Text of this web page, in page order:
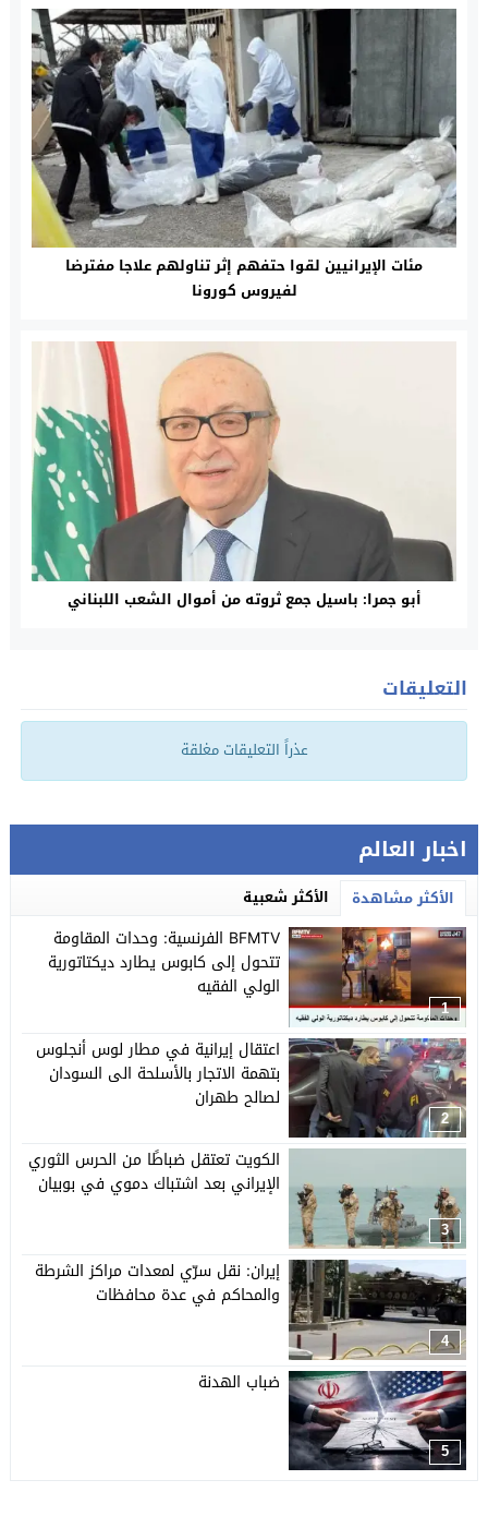
مئات الإيرانيين لقوا حتفهم إثر تناولهم علاجا مفترضا
لفيروس كورونا
أبو جمرا: باسيل جمع ثروته من أموال الشعب اللبناني
التعليقات
عذراً التعليقات مغلقة
اخبار العالم
الأكثر مشاهدة الأكثر شعبية
1
BFMTV الفرنسية: وحدات المقاومة
تتحول إلى كابوس يطارد ديكتاتورية
الولي الفقيه
2
اعتقال إيرانية في مطار لوس أنجلوس
بتهمة الاتجار بالأسلحة الى السودان
لصالح طهران
3
الكويت تعتقل ضباطًا من الحرس الثوري
الإيراني بعد اشتباك دموي في بوبيان
4
إيران: نقل سرّي لمعدات مراكز الشرطة
والمحاكم في عدة محافظات
5
ضباب الهدنة